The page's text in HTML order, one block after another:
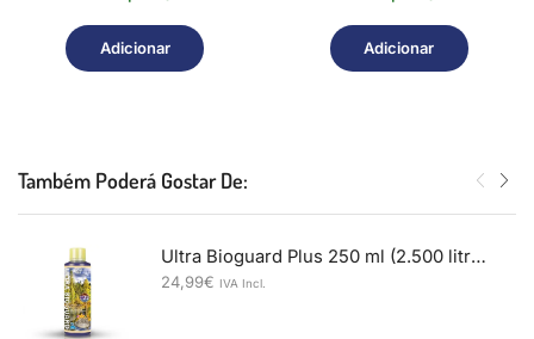
Adicionar Adicionar
Também Poderá Gostar De:
Ultra Bioguard Plus 250 ml (2.500 litros)
24,99€ IVA Incl.